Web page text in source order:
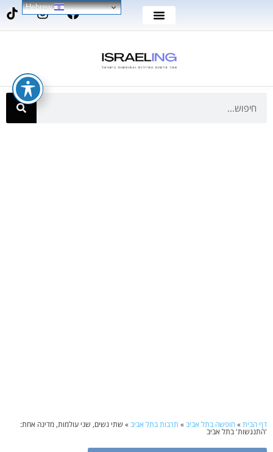
דף הבית»חופשה בתל אביב» תרבות בתל אביב» שתי נשים, שני עולמות, מדינה אחת:
'התנגשות' בתל אביב
Hebrew